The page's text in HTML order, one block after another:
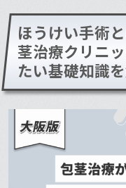
ほうけい手術
茎治療クリニ
たい基礎知識